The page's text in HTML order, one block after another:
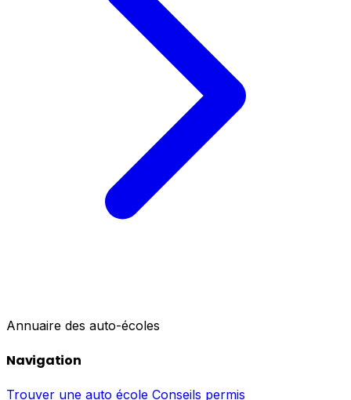
Annuaire des auto-écoles
Navigation
Trouver une auto école Conseils permis